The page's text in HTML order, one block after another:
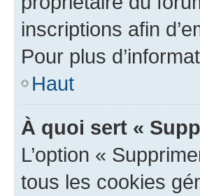
inscriptions afin
Pour plus
Haut
À quoi sert «
L’option «
tous les cookies